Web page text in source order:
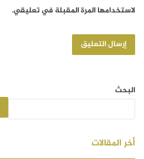
لاستخدامها المرة المقبلة في تعليقي.
البحث
أخر المقالات